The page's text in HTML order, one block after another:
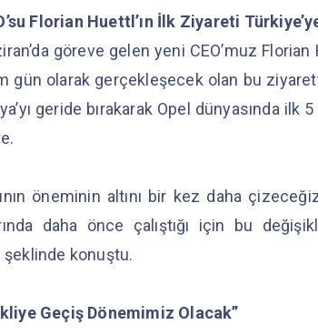
Florian Huettl’ın İlk Ziyareti
göreve gelen yeni CEO’muz
gün olarak gerçekleşecek olan bu
geride bırakarak Opel dünyasında ilk
öneminin altını bir kez daha
daha önce çalıştığı için bu
şeklinde konuştu.
Geçiş Dönemimiz Olacak”